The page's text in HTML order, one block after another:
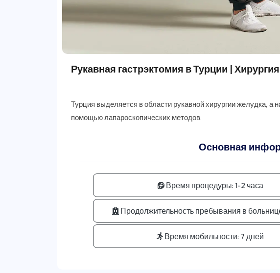
Рукавная гастрэктомия в Турции |
Турция выделяется в области рукавной хирургии желудка,
Основная
Время процедуры: 1-2 часа
Продолжительность пребывания в
Время мобильности: 7 дней